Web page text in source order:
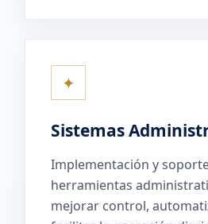
✦
Sistemas
Implementación y
herramientas
mejorar control,